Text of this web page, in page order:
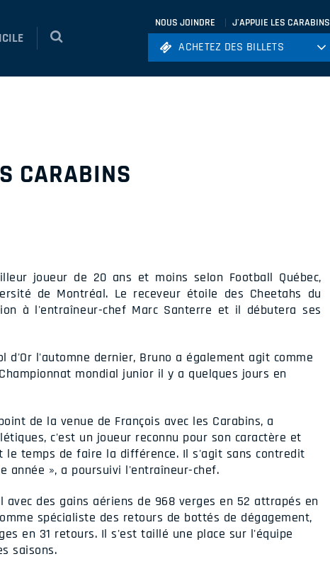
NOUS JOINDRE J'APPUIE LES CARABINS
ACHETEZ DES BILLETS
ACHETEZ DES BILLETS
CARABINS
joueur de 20 ans et moins selon Football Québec,
de Montréal. Le receveur étoile des Cheetahs du
à l'entraîneur-chef Marc Santerre et il débutera ses
d'Or l'automne dernier, Bruno a également agit comme
mondial junior il y a quelques jours en
de la venue de François avec les Carabins, a
c'est un joueur reconnu pour son caractère et
temps de faire la différence. Il s'agit sans contredit
année », a poursuivi l'entraîneur-chef.
des gains aériens de 968 verges en 52 attrapés en
spécialiste des retours de bottés de dégagement,
en 31 retours. Il s'est taillé une place sur l'équipe
saisons.